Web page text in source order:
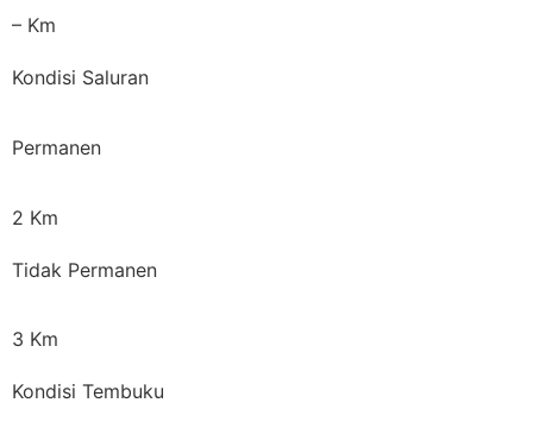
– Km
Kondisi Saluran
Permanen
2 Km
Tidak Permanen
3 Km
Kondisi Tembuku